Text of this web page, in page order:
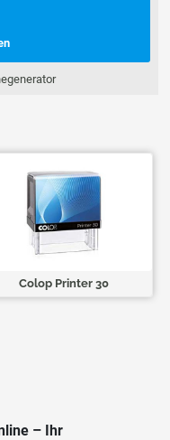
Colop Printer 30
– Ihr